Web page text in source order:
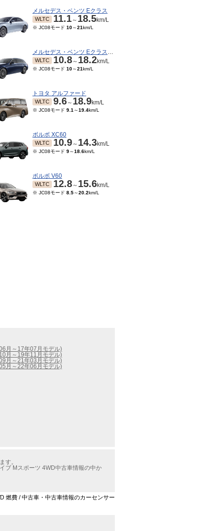
メルセデス・ベンツ Eクラス
WLTC 11.1～ 18.5km/L
※ JC08モード 10～21km/L
メルセデス・ベンツ Eクラスワゴン
WLTC 10.8～ 18.2km/L
※ JC08モード 10～21km/L
トヨタ アルファード
WLTC 9.6～ 18.9km/L
※ JC08モード 9.1 ～19.4km/L
ボルボ XC60
WLTC 10.9～ 14.3km/L
※ JC08モード 9～18.6km/L
ボルボ V60
WLTC 12.8～ 15.6km/L
※ JC08モード 8.5～20.2km/L
月～17年07月モデル)
月～19年11月モデル)
月～21年03月モデル)
月～22年06月モデル)
す。
ブ Mスポーツ 4WD中古車情報の中か
燃費 / 中古車・中古車情報のカーセンサー